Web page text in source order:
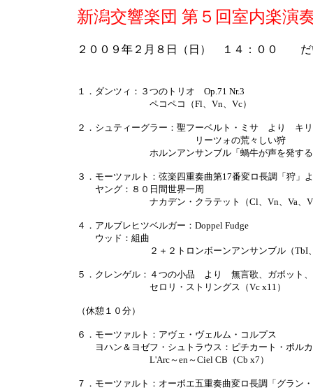
新潟交響楽団 第５回室内楽演
２００９年２月８日（日） １４：００ だ
１．ダンツィ：３つのトリオ Op.71 Nr.3
ペコペコ（Fl、Vn、Vc）
２．シュティーグラー：聖フーベルト・ミサ より キ
リーツォの荒々しい狩
ホルンアンサンブル「蝸牛が声を発すると
３．モーツァルト：弦楽四重奏曲第17番変ロ長調「狩
ヤング：８０日間世界一周
ナカデン・クラテット（Cl、Vn、Va、
４．アルブレヒツベルガー：Doppel Fudge
ウッド：組曲
２＋２トロンボーンアンサンブル（TbI、
５．クレンゲル：４つの小品 より 無言歌、ガボット
セロリ・ストリングス（Vc x11）
（休憩１０分）
６．モーツァルト：アヴェ・ヴェルム・コルプス
ヨハン＆ヨゼフ・シュトラウス：ピチカート・ポルカ
L'Arc～en～Ciel CB（Cb x7）
７．モーツァルト：オーボエ五重奏曲変ロ長調「グラン